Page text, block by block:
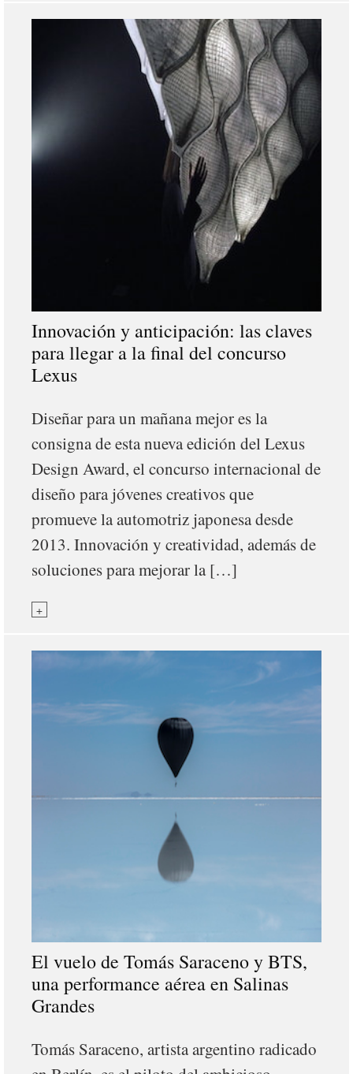
Innovación y anticipación: las claves
para llegar a la final del concurso
Lexus
Diseñar para un mañana mejor es la
consigna de esta nueva edición del Lexus
Design Award, el concurso internacional de
diseño para jóvenes creativos que
promueve la automotriz japonesa desde
2013. Innovación y creatividad, además de
soluciones para mejorar la […]
+
El vuelo de Tomás Saraceno y BTS,
una performance aérea en Salinas
Grandes
Tomás Saraceno, artista argentino radicado